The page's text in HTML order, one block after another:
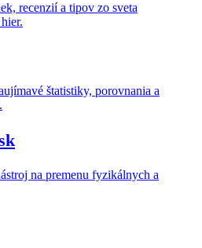
recenzií a tipov zo sveta
štatistiky, porovnania a
na premenu fyzikálnych a